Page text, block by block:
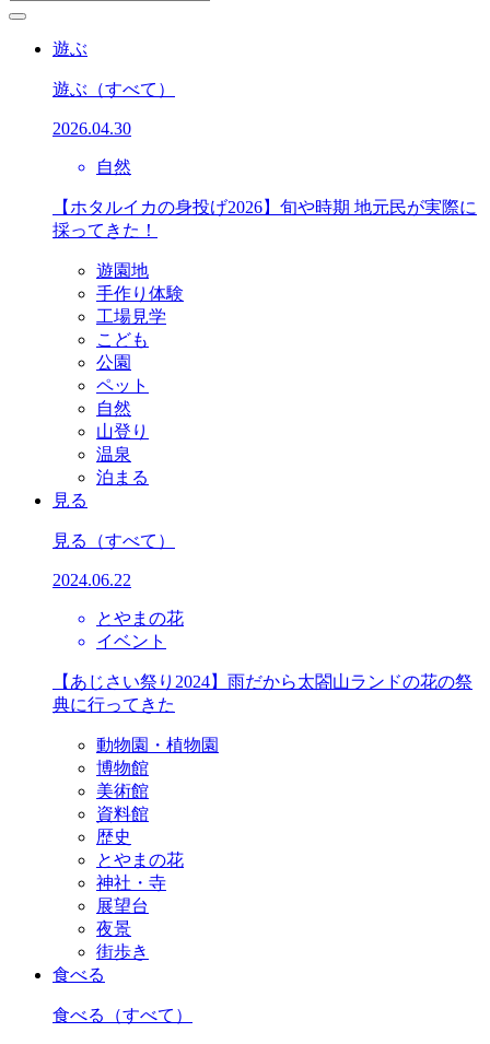
遊ぶ
遊ぶ （すべて）
2026.04.30
自然
【ホタルイカの身投げ2026】旬や時期 地元民が実際に
採ってきた！
遊園地
手作り体験
工場見学
こども
公園
ペット
自然
山登り
温泉
泊まる
見る
見る （すべて）
2024.06.22
とやまの花
イベント
【あじさい祭り2024】雨だから太閤山ランドの花の祭
典に行ってきた
動物園・植物園
博物館
美術館
資料館
歴史
とやまの花
神社・寺
展望台
夜景
街歩き
食べる
食べる （すべて）